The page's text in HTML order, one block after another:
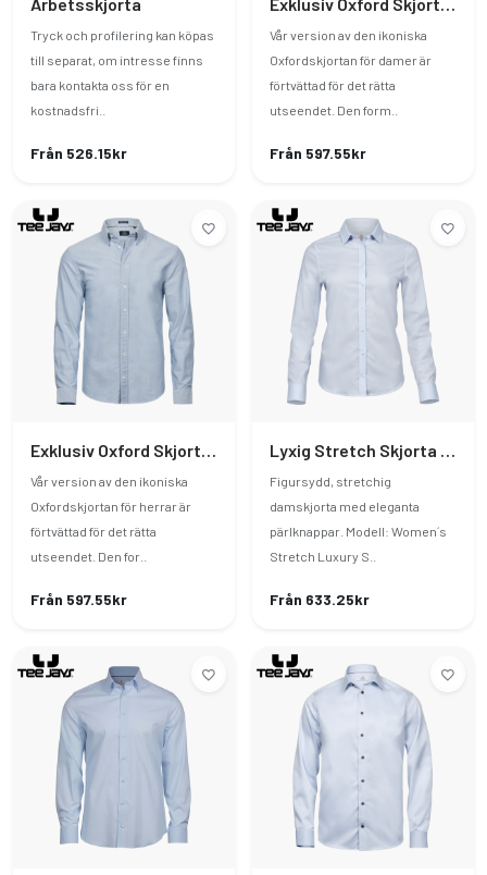
Tryck och profilering kan köpas
till separat, om intresse finns
bara kontakta oss för en
kostnadsfri..
Från 526.15kr
Vår version av den ikoniska
Oxfordskjortan för damer är
förtvättad för det rätta
utseendet. Den form..
Från 597.55kr
Exklusiv Oxford Skjorta Herr
Vår version av den ikoniska
Oxfordskjortan för herrar är
förtvättad för det rätta
utseendet. Den for..
Från 597.55kr
Lyxig Stretch Skjorta Dam
Figursydd, stretchig
damskjorta med eleganta
pärlknappar. Modell: Women´s
Stretch Luxury S..
Från 633.25kr